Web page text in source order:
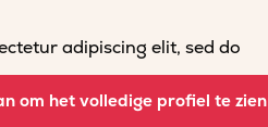
adipiscing elit, sed do
adipiscing elit, sed do
adipiscing elit, sed do
om het volledige profiel te zien